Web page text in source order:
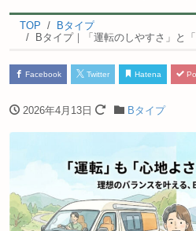
TOP
Bタイプ
Bタイプ｜「運転のしやすさ」と「居心地のよ
Facebook Twitter Hatena
2026年4月13日 Bタイプ